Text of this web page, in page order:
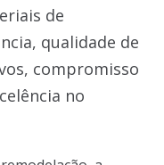
de
qualidade de
compromisso
no